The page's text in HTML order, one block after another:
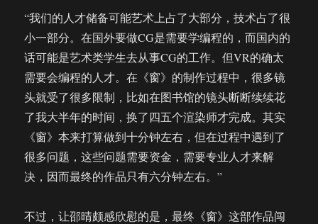
“我们的人才储备可能艺术上占了大部分，技术占了很
小一部分。在国外要做CG是需要学编程的，而国内的
话可能是艺术类学生去从事CG的工作。但VR的确太
需要会编程的人才。在《窗》的制作过程中，很多镜
头就受了很多限制，比如在图书馆的镜头断断续续花
了我大半年的时间，换了四五个渲染师才完成。其实
《窗》本来打算做到十分钟左右，但在过程中遇到了
很多问题，这些问题需要资金，需要专业人才来解
决，因而最终的作品只有六分钟左右。”
不过，让邵晴颇感欣慰的是，最终《窗》这部作品闯